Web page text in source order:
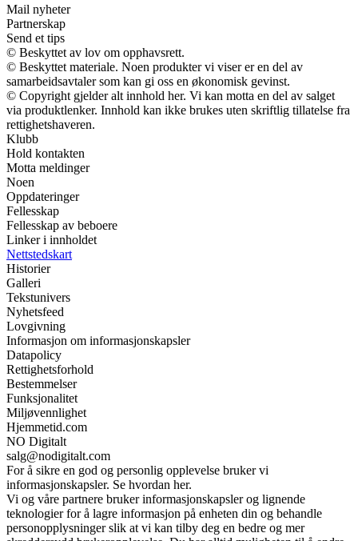
Mail nyheter
Partnerskap
Send et tips
© Beskyttet av lov om opphavsrett.
© Beskyttet materiale. Noen produkter vi viser er en del av
samarbeidsavtaler som kan gi oss en økonomisk gevinst.
© Copyright gjelder alt innhold her. Vi kan motta en del av salget
via produktlenker. Innhold kan ikke brukes uten skriftlig tillatelse fra
rettighetshaveren.
Klubb
Hold kontakten
Motta meldinger
Noen
Oppdateringer
Fellesskap
Fellesskap av beboere
Linker i innholdet
Nettstedskart
Historier
Galleri
Tekstunivers
Nyhetsfeed
Lovgivning
Informasjon om informasjonskapsler
Datapolicy
Rettighetsforhold
Bestemmelser
Funksjonalitet
Miljøvennlighet
Hjemmetid.com
NO Digitalt
salg@nodigitalt.com
For å sikre en god og personlig opplevelse bruker vi
informasjonskapsler. Se hvordan her.
Vi og våre partnere bruker informasjonskapsler og lignende
teknologier for å lagre informasjon på enheten din og behandle
personopplysninger slik at vi kan tilby deg en bedre og mer